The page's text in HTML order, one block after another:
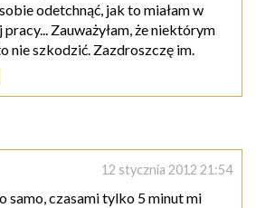
odetchnąć, jak to miałam w
Zauważyłam, że niektórym
nie szkodzić. Zazdroszczę im.
12 stycznia 2012 21:54
samo, czasami tylko 5 minut mi